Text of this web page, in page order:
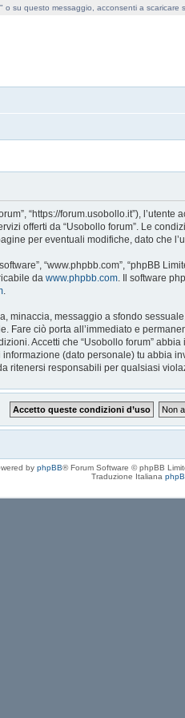
“https://forum.usobollo.it”),
offerti da “Usobollo forum”. Le
per eventuali modifiche, dato che
“www.phpbb.com”, “phpBB
da www.phpbb.com . Il software
minaccia, messaggio a sfondo
Fare ciò porta all’immediato e
Accetti che “Usobollo forum”
(dato personale) tu abbia
ritenersi responsabili per qualsiasi
by phpBB® Forum Software © phpBB
Traduzione Italiana
su questo messaggio, acconsenti a scaricare